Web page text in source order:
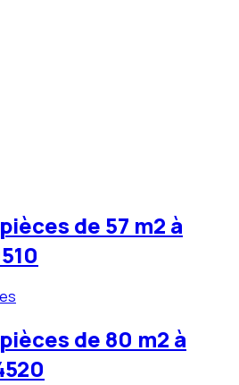
de 57 m2 à
de 80 m2 à